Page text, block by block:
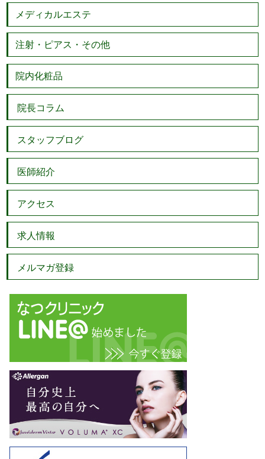
メディカルエステ
注射・ピアス・その他
院内化粧品
院長コラム
スタッフブログ
医師紹介
アクセス
求人情報
メルマガ登録